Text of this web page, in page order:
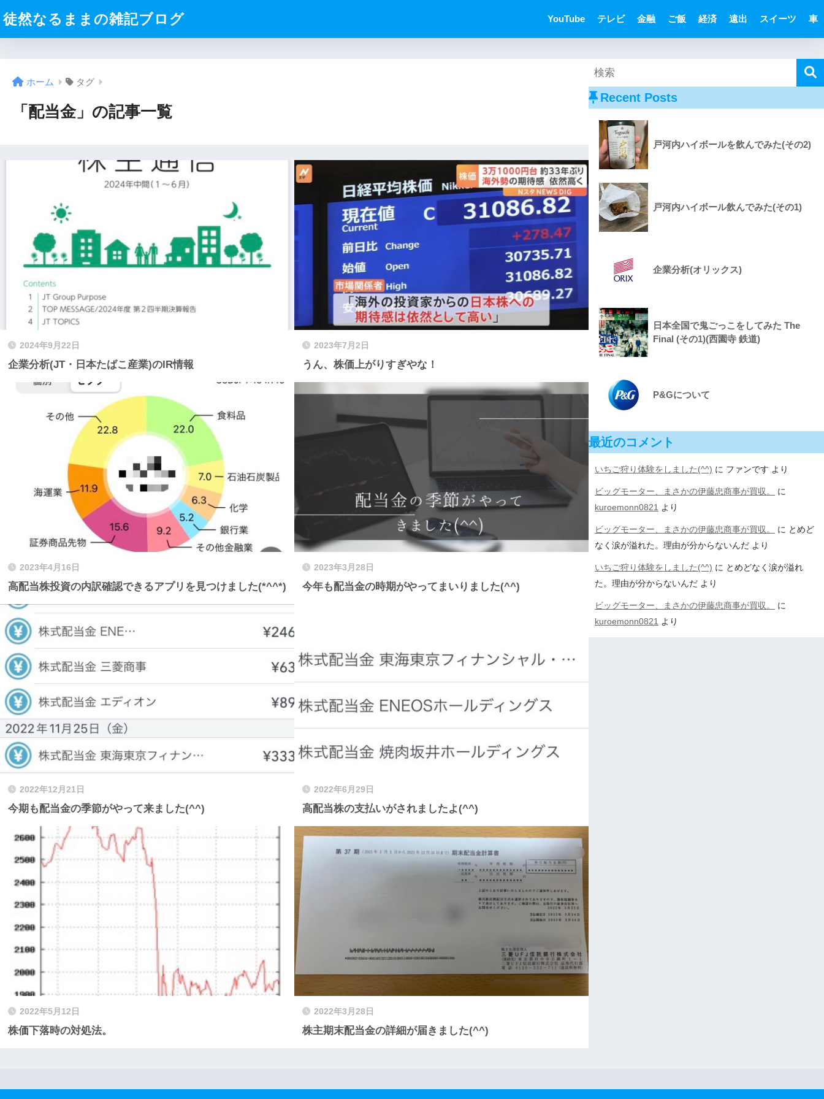
徒然なるままの雑記ブログ YouTube テレビ 金融 ご飯 経済 遠出 スイーツ 車
ホーム タグ
「配当金」の記事一覧
2024年9月22日
企業分析(JT・日本たばこ産業)のIR情報
2023年7月2日
うん、株価上がりすぎやな！
2023年4月16日
高配当株投資の内訳確認できるアプリを見つけました(*^^*)
2023年3月28日
今年も配当金の時期がやってまいりました(^^)
2022年12月21日
今期も配当金の季節がやって来ました(^^)
2022年6月29日
高配当株の支払いがされましたよ(^^)
2022年5月12日
株価下落時の対処法。
2022年3月28日
株主期末配当金の詳細が届きました(^^)
Recent Posts
戸河内ハイボールを飲んでみた(その2)
戸河内ハイボール飲んでみた(その1)
企業分析(オリックス)
日本全国で鬼ごっこをしてみた The
Final (その1)(西園寺 鉄道)
P&Gについて
最近のコメント
いちご狩り体験をしました(^^) に ファンです より
ビッグモーター、まさかの伊藤忠商事が買収。
に
kuroemonn0821 より
ビッグモーター、まさかの伊藤忠商事が買収。 に とめど
なく涙が溢れた。理由が分からないんだ より
いちご狩り体験をしました(^^) に とめどなく涙が溢れ
た。理由が分からないんだ より
ビッグモーター、まさかの伊藤忠商事が買収。
に
kuroemonn0821 より